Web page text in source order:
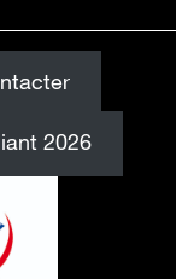
2026